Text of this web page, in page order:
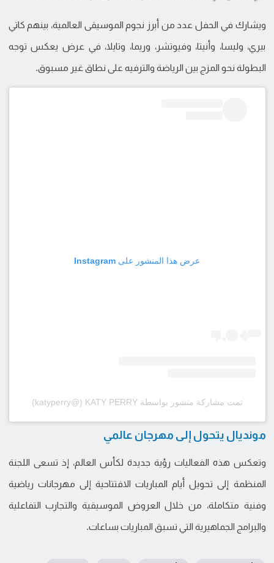
ويشارك في الحفل عدد من أبرز نجوم الموسيقى العالمية، بينهم كاتي
بيري، وليسا، وأنيتا، وفيوتشر، وريما، وتايلا، في عرض يعكس توجه
البطولة نحو المزج بين الرياضة والترفيه على نطاق غير مسبوق.
عرض هذا المنشور على Instagram
تمت مشاركة منشور بواسطة ‏‎KATY PERRY‎‏ (@‏‎katyperry‎‏)
مونديال يتحول إلى مهرجان عالمي
وتعكس هذه الفعاليات رؤية جديدة لكأس العالم، إذ تسعى اللجنة
المنظمة إلى تحويل أيام المباريات الافتتاحية إلى مهرجانات رياضية
وفنية متكاملة، من خلال العروض الموسيقية والتجارب التفاعلية
والبرامج الجماهيرية التي تسبق المباريات بساعات.